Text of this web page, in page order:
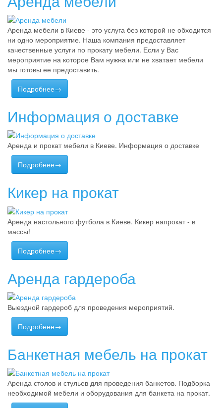
Аренда мебели в Киеве - это услуга без которой не обходится
ни одно мероприятие. Наша компания предоставляет
качественные услуги по прокату мебели. Если у Вас
мероприятие на которое Вам нужна или не хватает мебели
мы готовы ее предоставить.
Подробнее→
Информация о доставке
Аренда и прокат мебели в Киеве. Информация о доставке
Подробнее→
Кикер на прокат
Аренда настольного футбола в Киеве. Кикер напрокат - в
массы!
Подробнее→
Аренда гардероба
Выездной гардероб для проведения мероприятий.
Подробнее→
Банкетная мебель на прокат
Аренда столов и стульев для проведения банкетов. Подборка
необходимой мебели и оборудования для банкета на прокат.